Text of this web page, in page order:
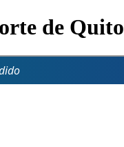
de Quito